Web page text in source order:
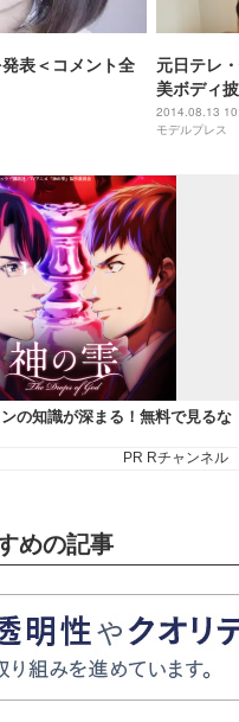
表＜コメント全
元日テレ
美ボディ
に挑戦
2014.08.13
モデルプレス
めの記事